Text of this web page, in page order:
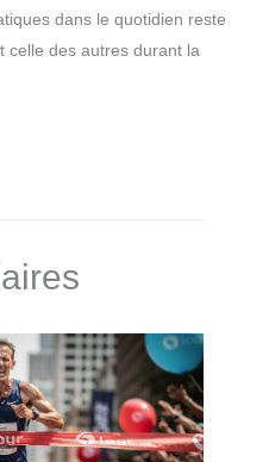
instructions, intégrant une
technologie devrait toujours
dans le quotidien reste
celle des autres durant la